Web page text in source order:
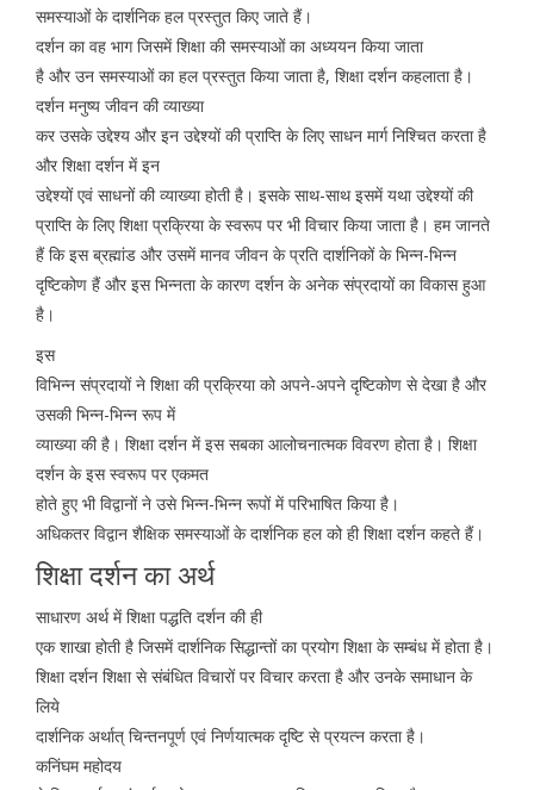
समस्याओं के दार्शनिक हल प्रस्तुत किए जाते हैं।
दर्शन का वह भाग जिसमें शिक्षा की समस्याओं का अध्ययन किया जाता
है और उन समस्याओं का हल प्रस्तुत किया जाता है, शिक्षा दर्शन कहलाता है।
दर्शन मनुष्य जीवन की व्याख्या
कर उसके उद्देश्य और इन उद्देश्यों की प्राप्ति के लिए साधन मार्ग निश्चित करता है
और शिक्षा दर्शन में इन
उद्देश्यों एवं साधनों की व्याख्या होती है। इसके साथ-साथ इसमें यथा उद्देश्यों की
प्राप्ति के लिए शिक्षा प्रक्रिया के स्वरूप पर भी विचार किया जाता है। हम जानते
हैं कि इस ब्रह्मांड और उसमें मानव जीवन के प्रति दार्शनिकों के भिन्न-भिन्न
दृष्टिकोण हैं और इस भिन्नता के कारण दर्शन के अनेक संप्रदायों का विकास हुआ
है।
इस
विभिन्न संप्रदायों ने शिक्षा की प्रक्रिया को अपने-अपने दृष्टिकोण से देखा है और
उसकी भिन्न-भिन्न रूप में
व्याख्या की है। शिक्षा दर्शन में इस सबका आलोचनात्मक विवरण होता है। शिक्षा
दर्शन के इस स्वरूप पर एकमत
होते हुए भी विद्वानों ने उसे भिन्न-भिन्न रूपों में परिभाषित किया है।
अधिकतर विद्वान शैक्षिक समस्याओं के दार्शनिक हल को ही शिक्षा दर्शन कहते हैं।
शिक्षा दर्शन का अर्थ
साधारण अर्थ में शिक्षा पद्धति दर्शन की ही
एक शाखा होती है जिसमें दार्शनिक सिद्धान्तों का प्रयोग शिक्षा के सम्बंध में होता है।
शिक्षा दर्शन शिक्षा से संबंधित विचारों पर विचार करता है और उनके समाधान के
लिये
दार्शनिक अर्थात् चिन्तनपूर्ण एवं निर्णयात्मक दृष्टि से प्रयत्न करता है।
कनिंघम महोदय